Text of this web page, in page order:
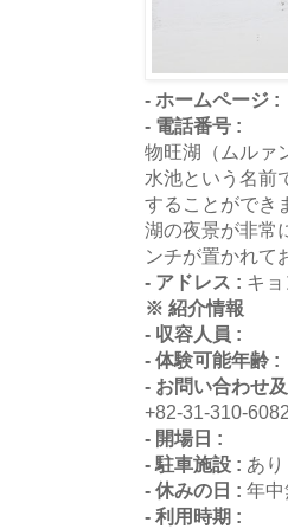
- ホームページ :
- 電話番号 :
物旺湖（ムルァ
水池という名前
することができ
湖の夜景が非常
ンチが置かれて
- アドレス : キ
※ 紹介情報
- 収容人員 :
- 体験可能年齢 :
- お問い合わせ
+82-31-310-6082
- 開場日 :
- 駐車施設 : あり
- 休みの日 : 年
- 利用時期 :